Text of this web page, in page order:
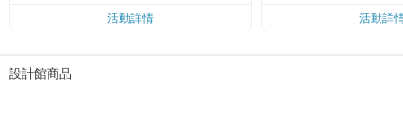
活動詳情 活動詳
設計館商品